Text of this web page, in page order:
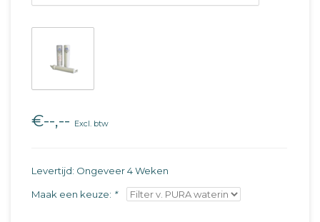
€--,-- Excl. btw
Levertijd: Ongeveer 4 Weken
Maak een keuze: *